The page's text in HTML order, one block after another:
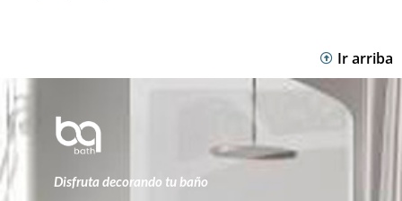
Ir arriba
Disfruta decorando tu baño